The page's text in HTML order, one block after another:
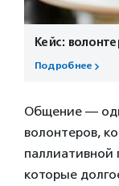
Кейс:
Подробнее
Общение —
волонтеров,
которые